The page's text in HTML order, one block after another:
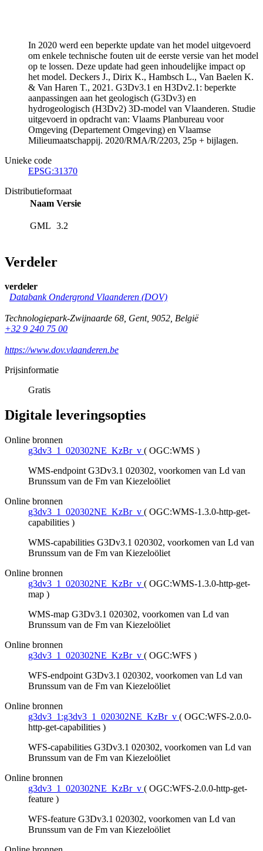
In 2020 werd een beperkte update van het model uitgevoerd
om enkele technische fouten uit de eerste versie van het model
op te lossen. Deze update had geen inhoudelijke impact op
het model. Deckers J., Dirix K., Hambsch L., Van Baelen K.
& Van Haren T., 2021. G3Dv3.1 en H3Dv2.1: beperkte
aanpassingen aan het geologisch (G3Dv3) en
hydrogeologisch (H3Dv2) 3D-model van Vlaanderen. Studie
uitgevoerd in opdracht van: Vlaams Planbureau voor
Omgeving (Departement Omgeving) en Vlaamse
Milieumaatschappij. 2020/RMA/R/2203, 25p + bijlagen.
Unieke code
EPSG:31370
Distributieformaat
Naam Versie
GML 3.2
Verdeler
verdeler
Databank Ondergrond Vlaanderen (DOV)
Technologiepark-Zwijnaarde 68, Gent, 9052, België
+32 9 240 75 00
https://www.dov.vlaanderen.be
Prijsinformatie
Gratis
Digitale leveringsopties
Online bronnen
g3dv3_1_020302NE_KzBr_v ( OGC:WMS )
WMS-endpoint G3Dv3.1 020302, voorkomen van Ld van
Brunssum van de Fm van Kiezeloöliet
Online bronnen
g3dv3_1_020302NE_KzBr_v ( OGC:WMS-1.3.0-http-get-
capabilities )
WMS-capabilities G3Dv3.1 020302, voorkomen van Ld van
Brunssum van de Fm van Kiezeloöliet
Online bronnen
g3dv3_1_020302NE_KzBr_v ( OGC:WMS-1.3.0-http-get-
map )
WMS-map G3Dv3.1 020302, voorkomen van Ld van
Brunssum van de Fm van Kiezeloöliet
Online bronnen
g3dv3_1_020302NE_KzBr_v ( OGC:WFS )
WFS-endpoint G3Dv3.1 020302, voorkomen van Ld van
Brunssum van de Fm van Kiezeloöliet
Online bronnen
g3dv3_1:g3dv3_1_020302NE_KzBr_v ( OGC:WFS-2.0.0-
http-get-capabilities )
WFS-capabilities G3Dv3.1 020302, voorkomen van Ld van
Brunssum van de Fm van Kiezeloöliet
Online bronnen
g3dv3_1_020302NE_KzBr_v ( OGC:WFS-2.0.0-http-get-
feature )
WFS-feature G3Dv3.1 020302, voorkomen van Ld van
Brunssum van de Fm van Kiezeloöliet